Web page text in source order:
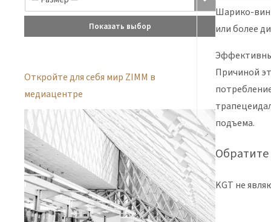
Показать выбор
Откройте для себя мир ZIMM в
медиацентре
Шарико-
или более
Причиной
подъема.
KGT не